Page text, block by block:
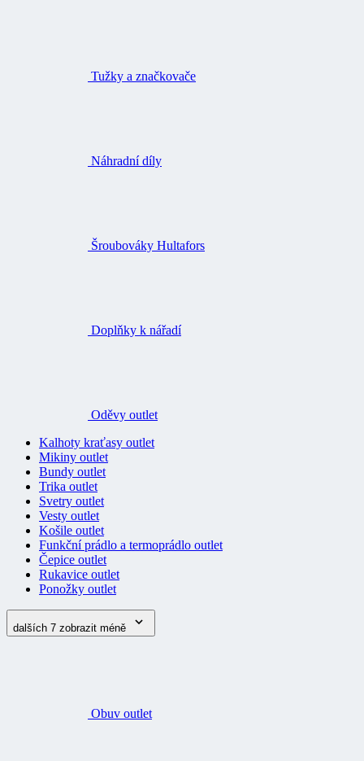
Tužky a značkovače
Náhradní díly
Šroubováky Hultafors
Doplňky k nářadí
Oděvy outlet
Kalhoty kraťasy outlet
Mikiny outlet
Bundy outlet
Trika outlet
Svetry outlet
Vesty outlet
Košile outlet
Funkční prádlo a termoprádlo outlet
Čepice outlet
Rukavice outlet
Ponožky outlet
dalších 7 zobrazit méně
Obuv outlet